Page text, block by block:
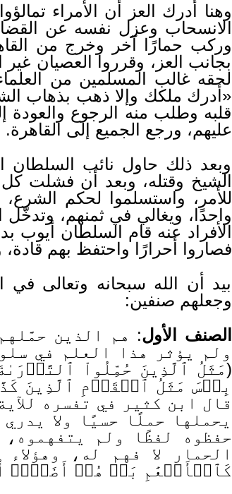
وهنا أدرك العز أن الأمراء
الانسحاب وعزل نفسه عن
وركب حمارًا آخر وخرج من
بجانب العز، وقرروا العصيان غير
لحقه غالب المسلمين من
«أدرك ملكك وإلا ذهب بذهاب
قلبه وطلب منه الرجوع والعودة
عليهم، ورجع الجميع إلى القاهرة.
وبعد ذلك حاول نائب السلطان
الشيخ وقتله، وبعد أن فشلت كل
للأمر، واستسلموا لحكم الشرع،
واحدًا، ويغالي في ثمنهم،
الأفراد عنه قام السلطان أيوب
فصاروا أحرارًا واحتفظ بهم
بيد أن الله سبحانه وتعالى
وجعلهم صنفين:
الصنف الأول: هم الذين
ولم يؤثر هذا العلم في
(مَثَلُ ٱلَّذِينَ حُمِّلُواْ
بِئۡسَ مَثَلُ ٱلۡقَوۡمِ ٱلَّذِينَ
قال ابن كثير في تفسره
يحملها حملًا حسيًا ولا
حفظوه لفظًا ولم يتفهموه،
الحمار لا فهم له،
كَٱلۡأَنۡعَٰمِ بَلۡ هُمۡ أَضَلُّۚ